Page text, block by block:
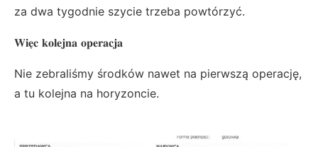
za dwa tygodnie szycie trzeba powtórzyć.
𝐖𝐢𝐞̨𝐜 𝐤𝐨𝐥𝐞𝐣𝐧𝐚 𝐨𝐩𝐞𝐫𝐚𝐜𝐣𝐚
Nie zebraliśmy środków nawet na pierwszą operację,
a tu kolejna na horyzoncie.